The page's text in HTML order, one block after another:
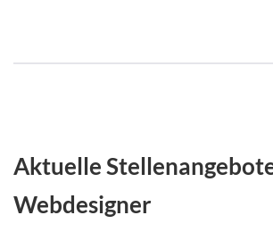
Aktuelle
Webdesigner